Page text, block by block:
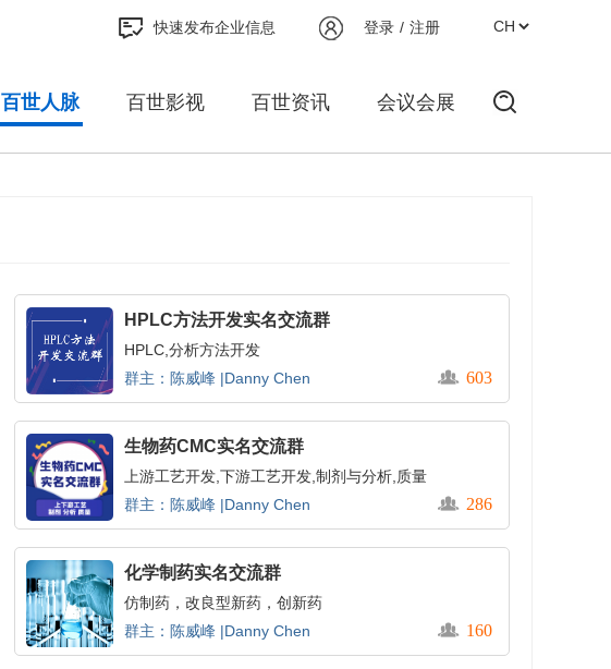
登录 / 注册
快速发布企业信息
百世人脉 百世影视 百世资讯 会议会展
HPLC方法开发实名交流群
HPLC,分析方法开发
群主：陈威峰 |Danny Chen
603
生物药CMC实名交流群
上游工艺开发,下游工艺开发,制剂与分析,质量
群主：陈威峰 |Danny Chen
286
化学制药实名交流群
仿制药，改良型新药，创新药
群主：陈威峰 |Danny Chen
160